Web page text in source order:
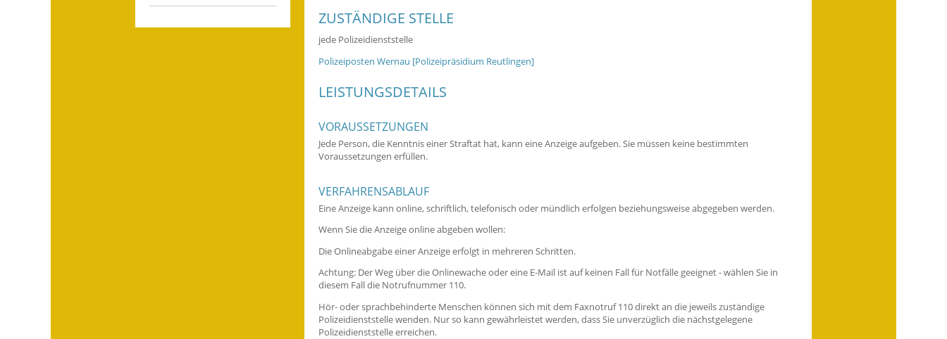
ZUSTÄNDIGE STELLE
jede Polizeidienststelle
Polizeiposten Wernau [Polizeipräsidium Reutlingen]
LEISTUNGSDETAILS
VORAUSSETZUNGEN
Jede Person, die Kenntnis einer Straftat hat, kann eine Anzeige aufgeben. Sie müssen keine bestimmten
Voraussetzungen erfüllen.
VERFAHRENSABLAUF
Eine Anzeige kann online, schriftlich, telefonisch oder mündlich erfolgen beziehungsweise abgegeben werden.
Wenn Sie die Anzeige online abgeben wollen:
Die Onlineabgabe einer Anzeige erfolgt in mehreren Schritten.
Achtung: Der Weg über die Onlinewache oder eine E-Mail ist auf keinen Fall für Notfälle geeignet - wählen Sie in
diesem Fall die Notrufnummer 110.
Hör- oder sprachbehinderte Menschen können sich mit dem Faxnotruf 110 direkt an die jeweils zuständige
Polizeidienststelle wenden. Nur so kann gewährleistet werden, dass Sie unverzüglich die nächstgelegene
Polizeidienststelle erreichen.